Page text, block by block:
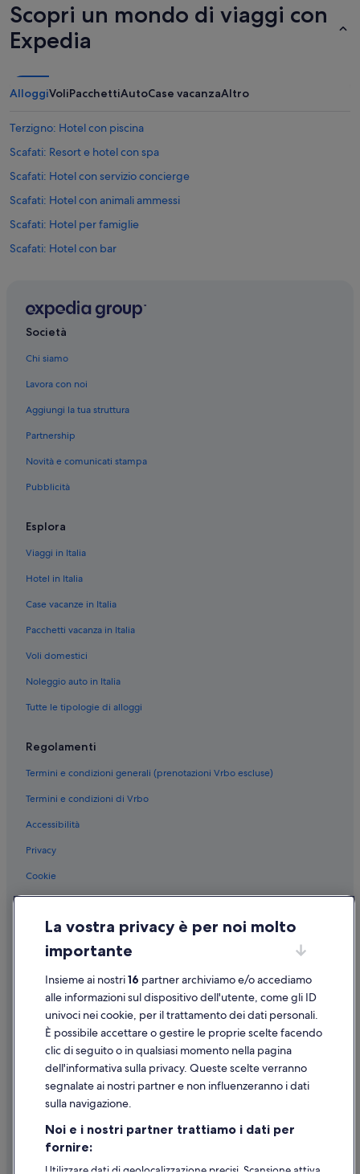
Scopri un mondo di viaggi con
Expedia
AlloggiVoliPacchettiAutoCase vacanzaAltro
Terzigno: Hotel con piscina
Scafati: Resort e hotel con spa
Scafati: Hotel con servizio concierge
Scafati: Hotel con animali ammessi
Scafati: Hotel per famiglie
Scafati: Hotel con bar
Boscoreale: Hotel LGBTQIA+
Boscoreale: Hotel storici
Boscoreale: Hotel con piscina
Pompei: Boutique hotel
Pompei: Hotel LGBTQIA+
Pompei: Hotel sulla spiaggia
Pompei: Hotel per chi ama l'avventura
Pompei: Hotel con animali ammessi
Poggiomarino: Hotel economici
Scafati: Hilton Hotels
Scafati: hotel Best Western
Terzigno: hotel Preferred
Terzigno: Marriott Hotels & Resorts
Boscoreale: Hilton Hotels
Pompei: hotel Best Western
Pompei: hotel Belmond
Pompei: Marriott Hotels & Resorts
Presepe Artistico: hotel nelle vicinanze
Pompei: hotel
Palamangano: hotel nelle vicinanze
Anfiteatro di Pompei: hotel nelle vicinanze
Terzigno: hotel
Boscoreale: hotel
Scavi Archeologici di Pompei: hotel nelle vicinanze
Scafati: Residence
Scafati: Agriturismi
Scafati: B&B
Scafati: Ostelli
Scafati: Ville
Società
Chi siamo
Lavora con noi
Aggiungi la tua struttura
Partnership
Novità e comunicati stampa
Pubblicità
Esplora
Viaggi in Italia
Hotel in Italia
Case vacanze in Italia
Pacchetti vacanza in Italia
Voli domestici
Noleggio auto in Italia
Tutte le tipologie di alloggi
Regolamenti
Termini e condizioni generali (prenotazioni Vrbo escluse)
Termini e condizioni di Vrbo
Accessibilità
Privacy
Cookie
Informazioni legali/Contatti
Linee guida sui contenuti e segnalazione dei contenuti
Supporto
Assistenza clienti
Contattaci
Come cancellare un volo
Come modificare la prenotazione di un hotel o una casa vacanze
Tempistiche per i rimborsi
Utilizzare un coupon Expedia
La vostra privacy è per noi molto
importante
Insieme ai nostri16 partner archiviamo e/o accediamo
alle informazioni sul dispositivo dell'utente, come gli ID
univoci nei cookie, per il trattamento dei dati personali.
È possibile accettare o gestire le proprie scelte facendo
clic di seguito o in qualsiasi momento nella pagina
dell'informativa sulla privacy. Queste scelte verranno
segnalate ai nostri partner e non influenzeranno i dati
sulla navigazione.
Noi e i nostri partner trattiamo i dati per
fornire:
Utilizzare dati di geolocalizzazione precisi. Scansione attiva